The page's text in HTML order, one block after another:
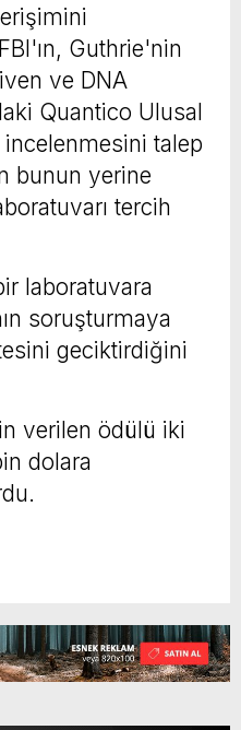
Guthrie'nin
ve DNA
Quantico Ulusal
talep
bunun yerine
tercih
laboratuvara
soruşturmaya
geciktirdiğini
verilen ödülü iki
dolara